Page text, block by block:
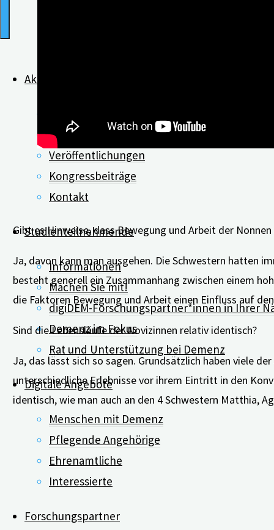
Aktuelles
Neues zu digiDEM
Veröffentlichungen
Kongressbeiträge
Kontakt
Studienteilnehmende
Informationen
Machen Sie mit!
digiDEM-Forschungspartner*innen in Ihrer
Demenz im Fokus
Rat und Unterstützung bei Demenz
Digitale Angebote
Menschen mit Demenz
Pflegende Angehörige
Ehrenamtliche
Interessierte
Forschungspartner
Gibt es Hinweise, dass Bewegung und Arbeit der
Ja, davon kann man ausgehen. Die Schwestern hatten
besteht generell ein Zusammanhang zwischen einem
die Faktoren Bewegung und Arbeit einen Einfluss auf
Sind die Lebensläufe der Novizinnen relativ identisch?
Ja, das lässt sich so sagen. Grundsätzlich haben viele
unterschiedliche Erlebnisse vor ihrem Eintritt in den
identisch, wie man auch an den 4 Schwestern Matthia,